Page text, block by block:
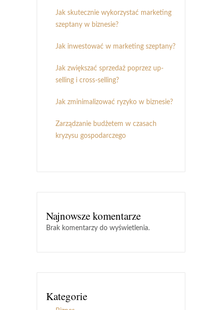
Jak skutecznie wykorzystać marketing
szeptany w biznesie?
Jak inwestować w marketing szeptany?
Jak zwiększać sprzedaż poprzez up-
selling i cross-selling?
Jak zminimalizować ryzyko w biznesie?
Zarządzanie budżetem w czasach
kryzysu gospodarczego
Najnowsze komentarze
Brak komentarzy do wyświetlenia.
Kategorie